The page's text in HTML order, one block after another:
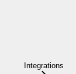
Integrations